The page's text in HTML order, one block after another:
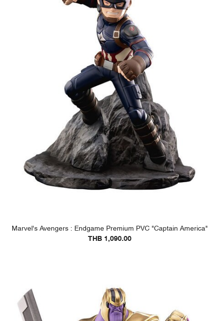
Marvel's Avengers : Endgame Premium PVC "Captain America"
THB 1,090.00